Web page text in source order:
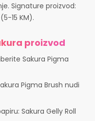
Signature proizvod:
15 KM).
proizvod
Sakura Pigma
Pigma Brush nudi
Sakura Gelly Roll